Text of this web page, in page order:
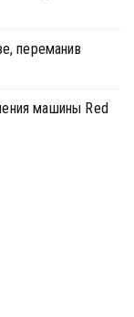
переманив
машины Red